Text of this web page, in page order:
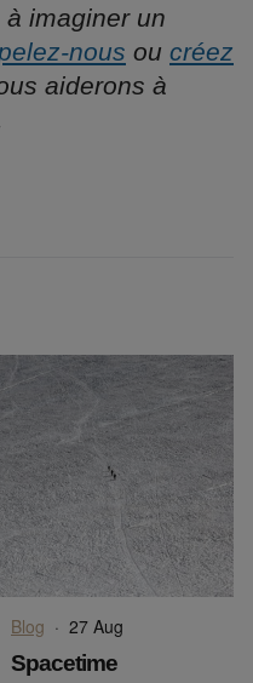
à imaginer un
nous ou créez
aiderons à
Blog · 27 Aug
Spacetime